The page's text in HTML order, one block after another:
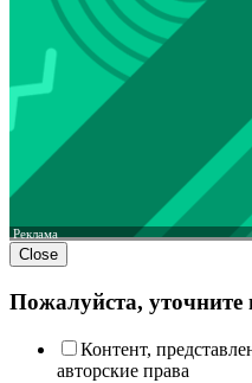
Реклама
Close
Пожалуйста,
Контент,
авторские права